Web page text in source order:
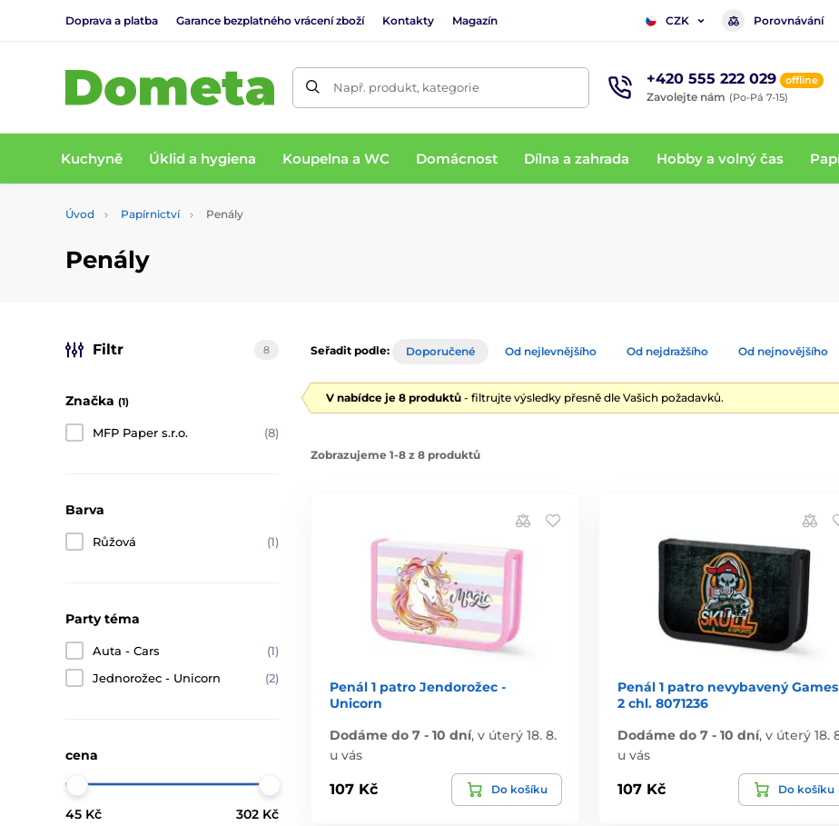
Doprava a platba Garance bezplatného vrácení zboží Kontakty Magazín CZK Porovnávání
Např. produkt, kategorie +420 555 222 029 offline
Zavolejte nám (Po-Pá 7-15)
Kuchyně Úklid a hygiena Koupelna a WC Domácnost Dílna a zahrada Hobby a volný čas
Úvod Papírnictví Penály
Penály
Filtr 8
Značka (1)
MFP Paper s.r.o. (8)
Barva
Růžová (1)
Party téma
Auta - Cars
(1)
Jednorožec - Unicorn
(2)
cena
45 Kč 302 Kč
Seřadit podle: Doporučené Od nejlevnějšího Od nejdražšího Od nejnovějšího
V nabídce je 8 produktů - filtrujte výsledky přesně dle Vašich požadavků.
Zobrazujeme 1-8 z 8 produktů
Penál 1 patro Jendorožec -
Unicorn
Dodáme do 7 - 10 dní, v úterý 18. 8.
u vás
107 Kč Do košíku
Penál 1 patro nevybavený Games
2 chl. 8071236
Dodáme do 7 - 10 dní, v úterý 18.
u vás
107 Kč Do košíku